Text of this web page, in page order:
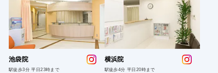
池袋院
駅徒歩3分 平日23時まで
横浜院
駅徒歩4分 平日20時まで